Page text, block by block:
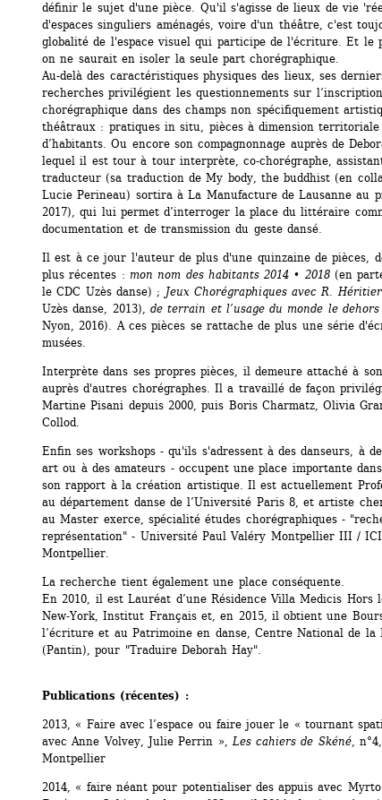
définir le sujet d'une pièce. Qu'il s'agisse de lieux de vie
d'espaces singuliers aménagés, voire d'un théâtre, c'est
globalité de l'espace visuel qui participe de l'écriture. Et le
on ne saurait en isoler la seule part chorégraphique.
Au-delà des caractéristiques physiques des lieux, ses
recherches privilégient les questionnements sur
chorégraphique dans des champs non spécifiquement
théâtraux : pratiques in situ, pièces à dimension territoriale
d’habitants. Ou encore son compagnonnage auprès de
lequel il est tour à tour interprète, co-chorégraphe,
traducteur (sa traduction de My body, the buddhist (en
Lucie Perineau) sortira à La Manufacture de Lausanne au
2017), qui lui permet d’interroger la place du littéraire
documentation et de transmission du geste dansé.
Il est à ce jour l'auteur de plus d'une quinzaine de pièces,
plus récentes : mon nom des habitants 2014 • 2018(en
le CDC Uzès danse) ; Jeux Chorégraphiques avec R. Héritier
Uzès danse, 2013), de terrain et l’usage du monde le dehors
Nyon, 2016). A ces pièces se rattache de plus une série
musées.
Interprète dans ses propres pièces, il demeure attaché à
auprès d'autres chorégraphes. Il a travaillé de façon
Martine Pisani depuis 2000, puis Boris Charmatz, Olivia
Collod.
Enfin ses workshops - qu'ils s'adressent à des danseurs, à
art ou à des amateurs - occupent une place importante
son rapport à la création artistique. Il est actuellement
au département danse de l’Université Paris 8, et artiste
au Master exerce, spécialité études chorégraphiques -
représentation" - Université Paul Valéry Montpellier III /
Montpellier.
La recherche tient également une place conséquente.
En 2010, il est Lauréat d’une Résidence Villa Medicis Hors
New-York, Institut Français et, en 2015, il obtient une
l’écriture et au Patrimoine en danse, Centre National de la
(Pantin), pour "Traduire Deborah Hay".
Publications (récentes) :
2013, « Faire avec l’espace ou faire jouer le « tournant
avec Anne Volvey, Julie Perrin », Les cahiers de Skéné,
Montpellier
2014, « faire néant pour potentialiser des appuis avec